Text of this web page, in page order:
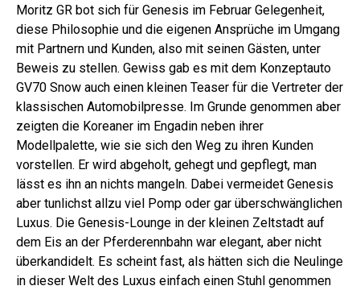
Moritz GR bot sich für Genesis im Februar Gelegenheit,
diese Philosophie und die eigenen Ansprüche im Umgang
mit Partnern und Kunden, also mit seinen Gästen, unter
Beweis zu stellen. Gewiss gab es mit dem Konzeptauto
GV70 Snow auch einen kleinen Teaser für die Vertreter der
klassischen Automobilpresse. Im Grunde genommen aber
zeigten die Koreaner im Engadin neben ihrer
Modellpalette, wie sie sich den Weg zu ihren Kunden
vorstellen. Er wird abgeholt, gehegt und gepflegt, man
lässt es ihn an nichts mangeln. Dabei vermeidet Genesis
aber tunlichst allzu viel Pomp oder gar überschwänglichen
Luxus. Die Genesis-Lounge in der kleinen Zeltstadt auf
dem Eis an der Pferderennbahn war elegant, aber nicht
überkandidelt. Es scheint fast, als hätten sich die Neulinge
in dieser Welt des Luxus einfach einen Stuhl genommen